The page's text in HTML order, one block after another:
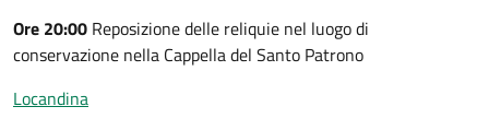
Ore 20:00 Reposizione delle reliquie nel luogo di
conservazione nella Cappella del Santo Patrono
Locandina